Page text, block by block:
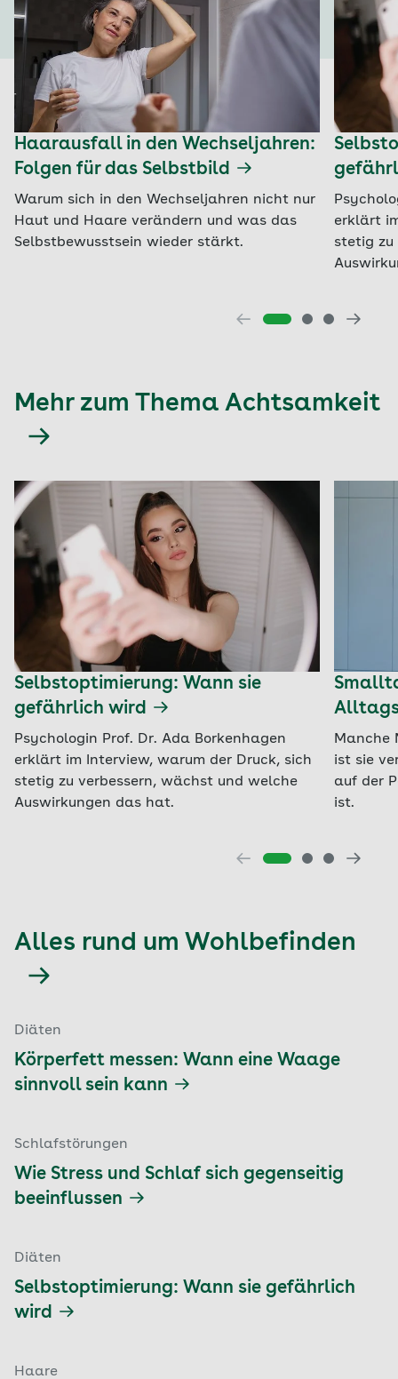
Haarausfall in den Wechseljahren:
Folgen für das Selbstbild
Warum sich in den Wechseljahren nicht nur
Haut und Haare verändern und was das
Selbstbewusstsein wieder stärkt.
erklärt
stetig zu
Mehr zum Thema Achtsamkeit
Selbstoptimierung: Wann sie
gefährlich wird
Psychologin Prof. Dr. Ada Borkenhagen
erklärt im Interview, warum der Druck, sich
stetig zu verbessern, wächst und welche
Auswirkungen das hat.
Manche
ist sie
auf der
ist.
Alles rund um Wohlbefinden
Diäten
Körperfett messen: Wann eine Waage
sinnvoll sein kann
Schlafstörungen
Wie Stress und Schlaf sich gegenseitig
beeinflussen
Diäten
Selbstoptimierung: Wann sie gefährlich
wird
Haare